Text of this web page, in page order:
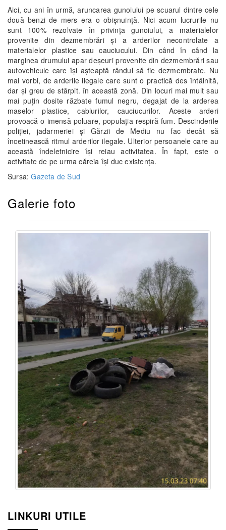
Aici, cu ani în urmă, aruncarea gunoiului pe scuarul dintre cele
două benzi de mers era o obişnuinţă. Nici acum lucrurile nu
sunt 100% rezolvate în privinţa gunoiului, a materialelor
provenite din dezmembrări şi a arderilor necontrolate a
materialelor plastice sau cauciucului. Din când în când la
marginea drumului apar deşeuri provenite din dezmembrări sau
autovehicule care îşi aşteaptă rândul să fie dezmembrate. Nu
mai vorbi, de arderile ilegale care sunt o practică des întâlnită,
dar și greu de stârpit. în această zonă. Din locuri mai mult sau
mai puțin dosite răzbate fumul negru, degajat de la arderea
maselor plastice, cablurilor, cauciucurilor. Aceste arderi
provoacă o imensă poluare, populația respiră fum. Descinderile
poliției, jadarmeriei și Gărzii de Mediu nu fac decât să
încetinească ritmul arderilor ilegale. Ulterior persoanele care au
această îndeletnicire își reiau activitatea. În fapt, este o
activitate de pe urma căreia își duc existența.
Sursa:Gazeta de Sud
Galerie foto
LINKURI UTILE